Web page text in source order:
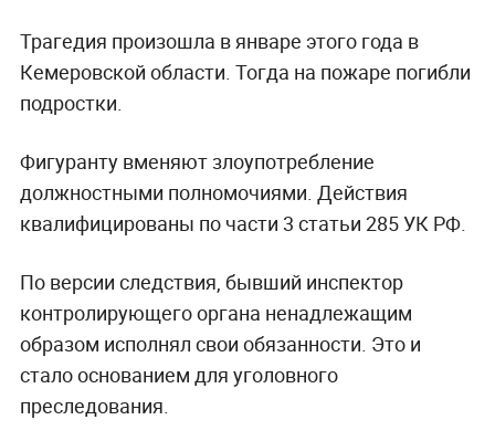
Трагедия произошла в январе этого года в
Кемеровской области. Тогда на пожаре погибли
подростки.
Фигуранту вменяют злоупотребление
должностными полномочиями. Действия
квалифицированы по части 3 статьи 285 УК РФ.
По версии следствия, бывший инспектор
контролирующего органа ненадлежащим
образом исполнял свои обязанности. Это и
стало основанием для уголовного
преследования.